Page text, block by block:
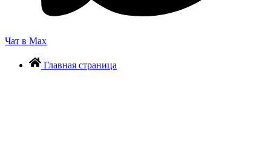
Чат в Max
Главная страница